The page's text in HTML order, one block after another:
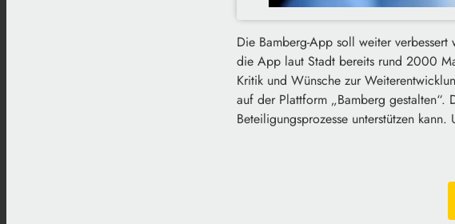
Die Bamberg-App soll weiter
die App laut Stadt bereits rund 2000
Kritik und Wünsche zur
auf der Plattform „Bamberg
Beteiligungsprozesse unterstützen